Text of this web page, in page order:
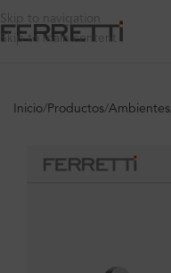
Skip to navigation
Skip to main content
Inicio Productos Ambientes